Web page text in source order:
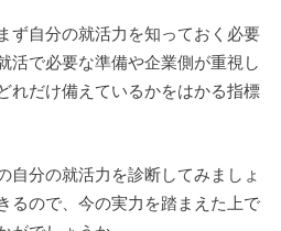
ず自分の就活力を知っておく必要
活で必要な準備や企業側が重視し
れだけ備えているかをはかる指標
自分の就活力を診断してみましょ
るので、今の実力を踏まえた上で